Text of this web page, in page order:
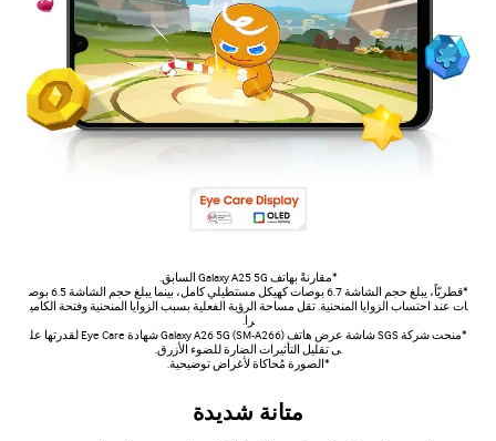
*مقارنةً بهاتف Galaxy A25 5G السابق.
*قطريّاً، يبلغ حجم الشاشة 6.7 بوصات كهيكل مستطيلي كامل، بينما يبلغ حجم الشاشة 6.5 بوص
ات عند احتساب الزوايا المنحنية. تقل مساحة الرؤية الفعلية بسبب الزوايا المنحنية وفتحة الكامي
را.
*منحت شركة SGS شاشة عرض هاتف Galaxy A26 5G (SM-A266) شهادة Eye Care لقدرتها عل
ى تقليل التأثيرات الضارة للضوء الأزرق.
*الصورة مُحاكاة لأغراض توضيحية.
متانة شديدة